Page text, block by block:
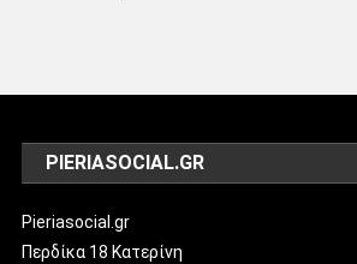
PIERIASOCIAL.GR
Pieriasocial.gr
Περδίκα 18 Κατερίνη